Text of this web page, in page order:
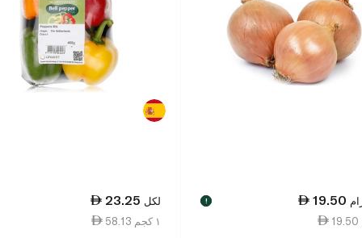
19.50
!
23.25 لكل
58.13 ١ كجم